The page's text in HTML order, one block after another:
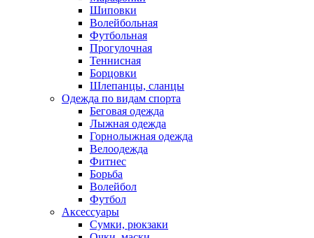
Шиповки
Волейбольная
Футбольная
Прогулочная
Теннисная
Борцовки
Шлепанцы, сланцы
Одежда по видам спорта
Беговая одежда
Лыжная одежда
Горнолыжная одежда
Велоодежда
Фитнес
Борьба
Волейбол
Футбол
Аксессуары
Сумки, рюкзаки